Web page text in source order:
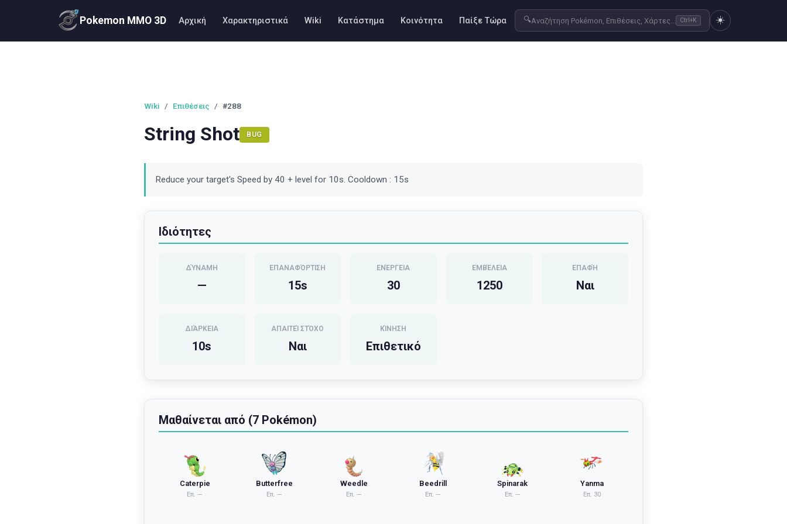
Pokemon MMO 3D Αρχική Χαρακτηριστικά Wiki Κατάστημα Κοινότητα Παίξε Τώρα 🔍Αναζήτηση Pokémon, Επιθέσεις, Χάρτες... Ctrl+K ☀️
Wiki / Επιθέσεις / #288
String Shot BUG
Reduce your target's Speed by 40 + level for 10s. Cooldown : 15s
Ιδιότητες
ΔΎΝΑΜΗ
—
ΕΠΑΝΑΦΌΡΤΙΣΗ
15s
ΕΝΈΡΓΕΙΑ
30
ΕΜΒΈΛΕΙΑ
1250
ΕΠΑΦΉ
Ναι
ΔΙΆΡΚΕΙΑ
10s
ΑΠΑΙΤΕΊ ΣΤΌΧΟ
Ναι
ΚΊΝΗΣΗ
Επιθετικό
Μαθαίνεται από (7 Pokémon)
Caterpie
Επ. —
Butterfree
Επ. —
Weedle
Επ. —
Beedrill
Επ. —
Spinarak
Επ. —
Yanma
Επ. 30